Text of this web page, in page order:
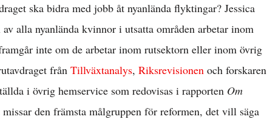
ska bidra med jobb åt nyanlända flyktingar? Jessica
alla nyanlända kvinnor i utsatta områden arbetar inom
inte om de arbetar inom rutsektorn eller inom övrig
från Tillväxtanalys, Riksrevisionen och forskaren
i övrig hemservice som redovisas i rapporten Om
den främsta målgruppen för reformen, det vill säga